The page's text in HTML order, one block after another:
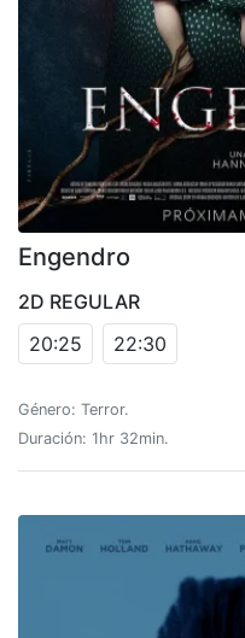
Engendro
2D REGULAR
20:25
22:30
Género: Terror.
Duración: 1hr 32min.